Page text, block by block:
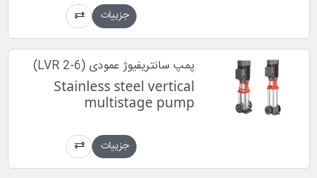
جزییات
پمپ سانتریفیوژ عمودی (LVR 2-6)
Stainless steel vertical
multistage pump
جزییات